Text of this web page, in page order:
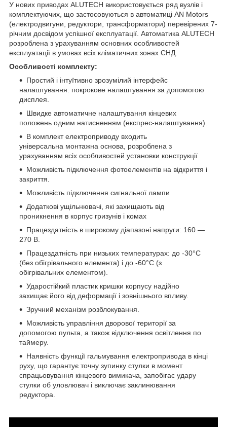
У нових приводах ALUTECH використовується ряд вузлів і
комплектуючих, що застосовуються в автоматиці AN Motors
(електродвигуни, редуктори, трансформатори) перевірених 7-
річним досвідом успішної експлуатації. Автоматика ALUTECH
розроблена з урахуванням основних особливостей
експлуатації в умовах всіх кліматичних зонах СНД.
Особливості комплекту:
Простий і інтуїтивно зрозумілий інтерфейс
налаштування: покрокове налаштування за допомогою
дисплея.
Швидке автоматичне налаштування кінцевих
положень одним натисненням (експрес-налаштування).
В комплект електроприводу входить
універсальна монтажна основа, розроблена з
урахуванням всіх особливостей установки конструкції
Можливість підключення фотоелементів на відкриття і
закриття.
Можливість підключення сигнальної лампи
Додаткові ущільнювачі, які захищають від
проникнення в корпус гризунів і комах
Працездатність в широкому діапазоні напруги: 160 —
270 В.
Працездатність при низьких температурах: до -30°С
(без обігрівального елемента) і до -60°С (з
обігрівальних елементом).
Ударостійкий пластик кришки корпусу надійно
захищає його від деформації і зовнішнього впливу.
Зручний механізм розблокування.
Можливість управління дворової території за
допомогою пульта, а також відключення освітлення по
таймеру.
Наявність функції гальмування електропривода в кінці
руху, що гарантує точну зупинку стулки в момент
спрацьовування кінцевого вимикача, запобігає удару
стулки об уловлювач і виключає заклинювання
редуктора.